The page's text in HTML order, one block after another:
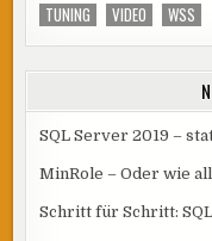
TUNING
VIDEO WSS
SQL Server 2019 –
MinRole – Oder wie
Schritt für Schritt: